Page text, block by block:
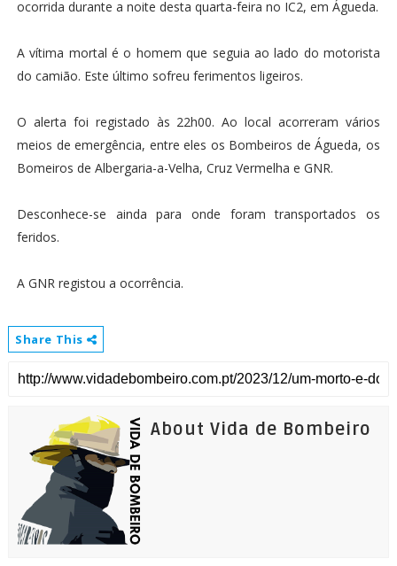
ocorrida durante a noite desta quarta-feira no IC2, em Águeda.
A vítima mortal é o homem que seguia ao lado do motorista
do camião. Este último sofreu ferimentos ligeiros.
O alerta foi registado às 22h00. Ao local acorreram vários
meios de emergência, entre eles os Bombeiros de Águeda, os
Bomeiros de Albergaria-a-Velha, Cruz Vermelha e GNR.
Desconhece-se ainda para onde foram transportados os
feridos.
A GNR registou a ocorrência.
Share This
About Vida de Bombeiro